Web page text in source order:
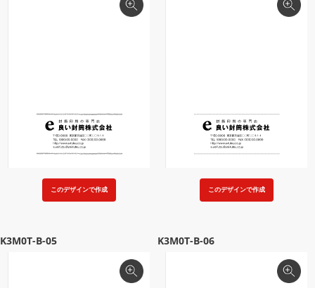
このデザインで作成 このデザインで作成
K3M0T-B-05 K3M0T-B-06